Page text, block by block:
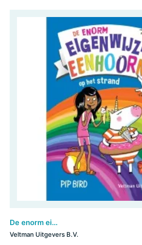
De enorm eigenwijze eenhoorn op het strand
Veltman Uitgevers B.V.